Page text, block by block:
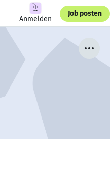
Anmelden
Job posten